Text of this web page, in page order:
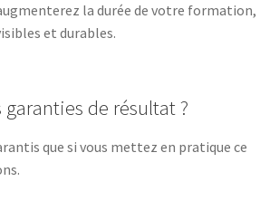
la durée de votre formation,
et durables.
garanties de résultat ?
que si vous mettez en pratique ce